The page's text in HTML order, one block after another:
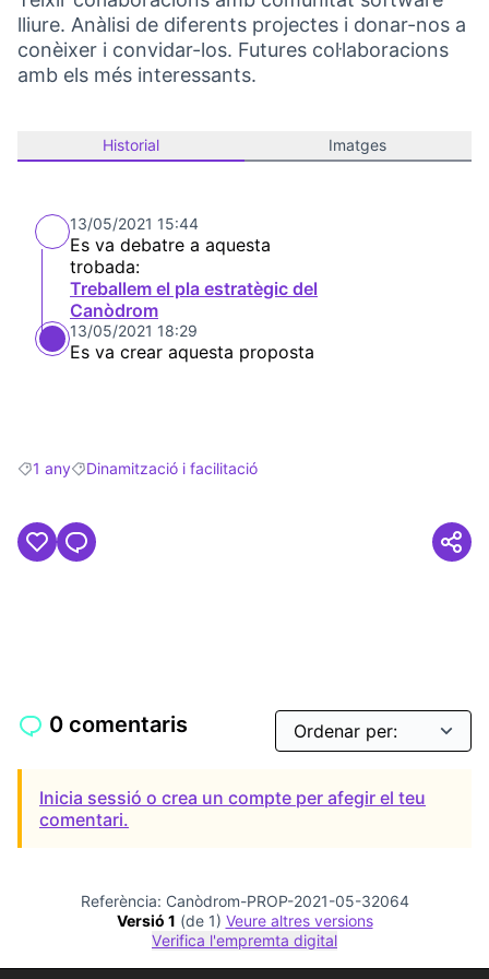
lliure. Anàlisi de diferents projectes i donar-nos a
conèixer i convidar-los. Futures col·laboracions
amb els més interessants.
Historial Imatges
13/05/2021 15:44
Es va debatre a aquesta
trobada:
Treballem el pla estratègic del
Canòdrom
13/05/2021 18:29
Es va crear aquesta proposta
Resultats en filtrar per: 1 any
1 anyResultats en filtrar per: Dinamització i facilitació
Dinamització i facilitació
0 comentaris
Inicia sessió o crea un compte per afegir el teu
comentari.
Referència: Canòdrom-PROP-2021-05-32064
Versió 1 (de 1)
veure altres versions
Verifica l'empremta digital